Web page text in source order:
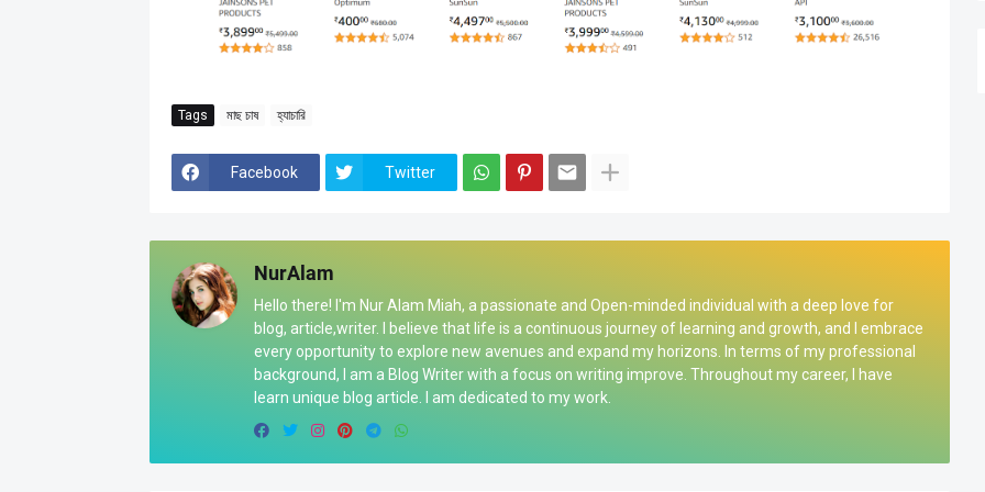
Tags মাছ চাষ হ্যাচারি
Facebook Twitter
NurAlam
Hello there! I'm Nur Alam Miah, a passionate and Open-minded individual with a deep love for
blog, article,writer. I believe that life is a continuous journey of learning and growth, and I embrace
every opportunity to explore new avenues and expand my horizons. In terms of my professional
background, I am a Blog Writer with a focus on writing improve. Throughout my career, I have
learn unique blog article. I am dedicated to my work.